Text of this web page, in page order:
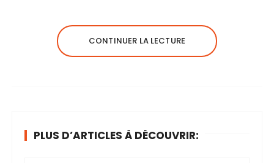
CONTINUER LA LECTURE
PLUS D’ARTICLES À DÉCOUVRIR: